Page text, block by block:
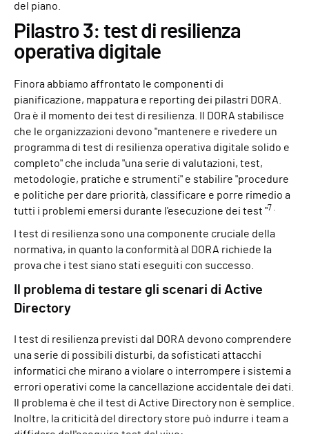
del piano.
Pilastro 3: test di resilienza
operativa digitale
Finora abbiamo affrontato le componenti di
pianificazione, mappatura e reporting dei pilastri DORA.
Ora è il momento dei test di resilienza. Il DORA stabilisce
che le organizzazioni devono "mantenere e rivedere un
programma di test di resilienza operativa digitale solido e
completo" che includa "una serie di valutazioni, test,
metodologie, pratiche e strumenti" e stabilire "procedure
e politiche per dare priorità, classificare e porre rimedio a
tutti i problemi emersi durante l'esecuzione dei test "7 .
I test di resilienza sono una componente cruciale della
normativa, in quanto la conformità al DORA richiede la
prova che i test siano stati eseguiti con successo.
Il problema di testare gli scenari di Active
Directory
I test di resilienza previsti dal DORA devono comprendere
una serie di possibili disturbi, da sofisticati attacchi
informatici che mirano a violare o interrompere i sistemi a
errori operativi come la cancellazione accidentale dei dati.
Il problema è che il test di Active Directory non è semplice.
Inoltre, la criticità del directory store può indurre i team a